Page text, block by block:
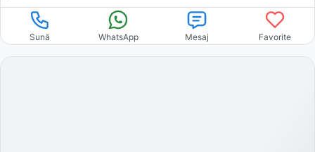
Sună WhatsApp Mesaj Favorite